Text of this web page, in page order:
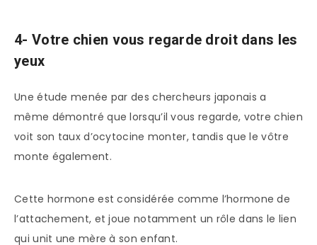
4- Votre chien vous regarde droit dans les
yeux
Une étude menée par des chercheurs japonais a
même démontré que lorsqu’il vous regarde, votre chien
voit son taux d’ocytocine monter, tandis que le vôtre
monte également.
Cette hormone est considérée comme l’hormone de
l’attachement, et joue notamment un rôle dans le lien
qui unit une mère à son enfant.